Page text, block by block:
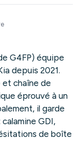
G4FP) équipe
depuis 2021.
chaîne de
éprouvé à un
il garde
GDI,
de boîte